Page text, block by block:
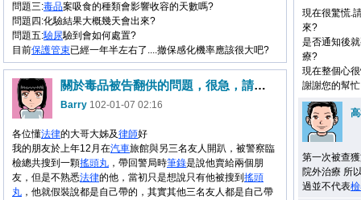
現在很驚慌.
來?
是否通知後
療?
現在整個心
謝謝您的幫
第一次被查
院外治療 所
過並不代表
問題三:毒品案吸食的種類會影響收容的天數嗎?
問題四:化驗結果大概幾天會出來?
問題五:驗尿驗到會如何處置?
目前保護管束已經一年半左右了....撤保感化機率應該很大吧?
關於毒品被告翻供的問題，很急，請踴躍回答
Barry 102-01-07 02:16
各位懂法律的大哥大姊及律師好
我的朋友於上年12月在汽車旅館與另三名友人開趴，被警察臨
檢總共搜到一顆搖頭丸 ，帶回警局時筆錄是說他賣給兩個朋
友，但是不熟悉法律的他，當初只是想說只有他被搜到 搖頭
丸 ，他就假裝說都是自己帶的，其實其他三名友人都是自己帶